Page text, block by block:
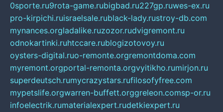
0sporte.ru9rota-game.rubigbad.ru227gp.ruwes-ex.ru
pro-kirpichi.ruisraelsale.rublack-lady.rustroy-db.com
mynances.orgladalike.ruzozor.rudvigremont.ru
odnokartinki.ruhtccare.rublogizotovoy.ru
oysters-digital.ruo-remonte.orgremontdoma.com
myremont.orgportal-remonta.orgvyitikho.rumirjon.ru
superdeutsch.rumycrazystars.rufilosofyfree.com
mypetslife.orgwarren-buffett.orggreleon.comsp-or.ru
infoelectrik.rumaterialexpert.rudetkiexpert.ru